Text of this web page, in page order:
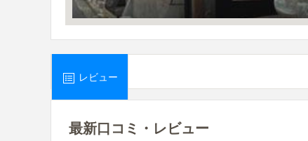
レビュー
最新口コミ・レビュー